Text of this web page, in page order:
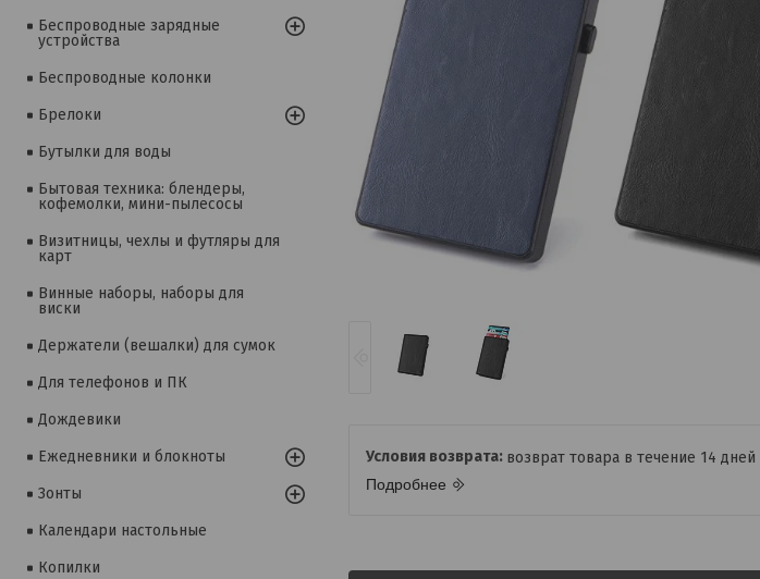
возврат товара в течение 14 дней
Подробнее
Беспроводные зарядные
устройства
Беспроводные колонки
Брелоки
Бутылки для воды
Бытовая техника: блендеры,
кофемолки, мини-пылесосы
Визитницы, чехлы и футляры для
карт
Винные наборы, наборы для
виски
Держатели (вешалки) для сумок
Для телефонов и ПК
Дождевики
Ежедневники и блокноты
Зонты
Календари настольные
Копилки